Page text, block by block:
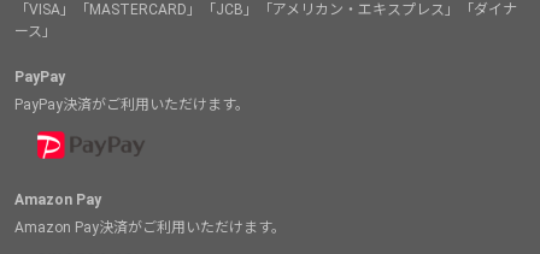
「VISA」「MASTERCARD」「JCB」「アメリカン・エキスプレス」「ダイナ
ース」
PayPay
PayPay決済がご利用いただけます。
Amazon Pay
Amazon Pay決済がご利用いただけます。